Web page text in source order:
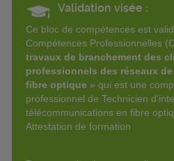
Validation visée :
Ce bloc de compétences est
Compétences Professionnelles
travaux de branchement des
professionnels des réseaux
fibre optique » qui est une
professionnel de Technicien
télécommunications en fibre
Attestation de formation